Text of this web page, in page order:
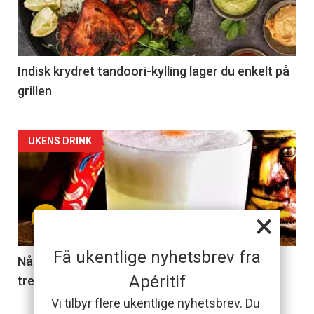
×
Få ukentlige nyhetsbrev fra
Apéritif
Vi tilbyr flere ukentlige nyhetsbrev. Du
Indisk krydret tandoori-kylling lager du enkelt på
grillen
Forsiden
akkurat
nå
-
2
+
UKENS DRINK
Når du er lei gin tonic, er en pisco sour det du
trenger